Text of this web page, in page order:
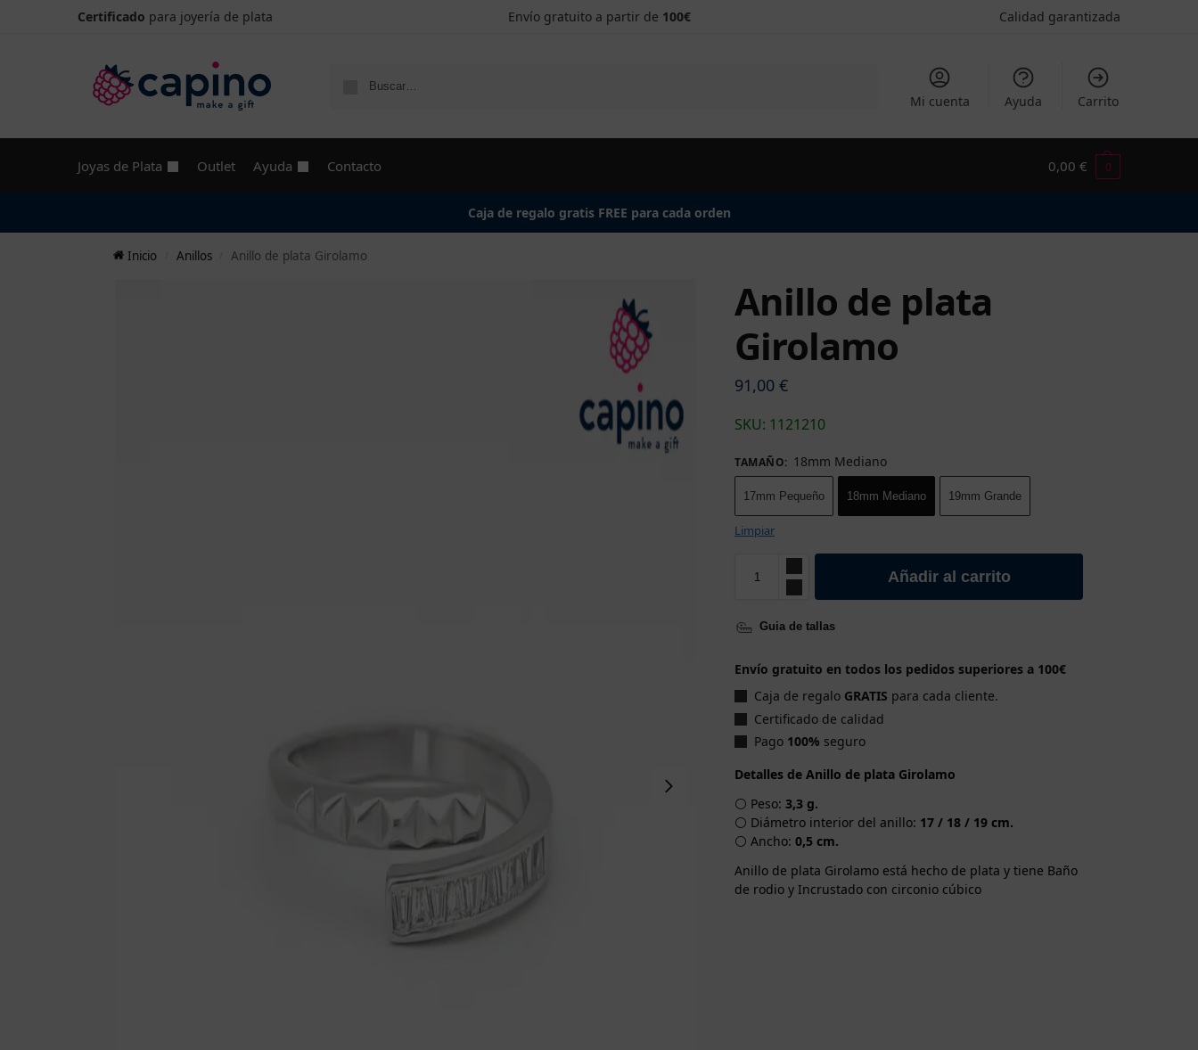
Certificado para joyería de plata Envío gratuito a partir de 100€ Calidad garantizada
Mi cuenta Ayuda Carrito
Joyas de Plata Outlet Ayuda Contacto 0,00 € 0
Caja de regalo gratis FREE para cada orden
Inicio Anillos Anillo de plata Girolamo
Anillo de plata
Girolamo
91,00€
SKU: 1121210
TAMAÑO: 18mm Medianо
17mm Pequeñо 18mm Medianо 19mm Grande
Limpiar
Añadir al carrito
Guia de tallas
Envío gratuito en todos los pedidos superiores a 100€
Caja de regalo GRATIS para cada cliente.
Certificado de calidad
Pago 100% seguro
Detalles de Anillo de plata Girolamo
⚪ Peso:3,3 g.
⚪ Diámetro interior del anillo: 17 / 18 / 19 cm.
⚪ Ancho:0,5 cm.
Anillo de plata Girolamo está hecho de plata y tiene Baño
de rodio y Incrustado con circonio cúbico